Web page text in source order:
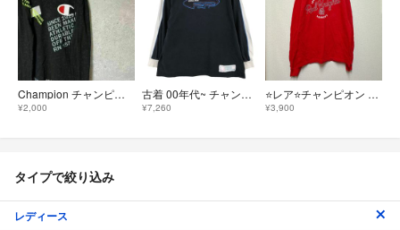
Champion チャンピオン 長袖 スウェットシャツ プリントロゴ M
¥2,000
古着 00年代~ チャンピオン Champion AUTHENTIC ATHLETIC APPAREL ロングTシャツ ロンT レディースM相当/eaa620571
¥7,260
⭐️レア⭐️チャンピオン 【M】 ロンT クルーネック プリントビッグサイズ
¥3,900
タイプで絞り込み
レディース